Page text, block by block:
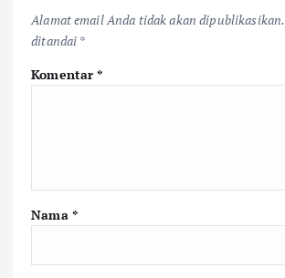
Alamat email Anda tidak akan dipublikasikan.
ditandai *
Komentar*
Nama *